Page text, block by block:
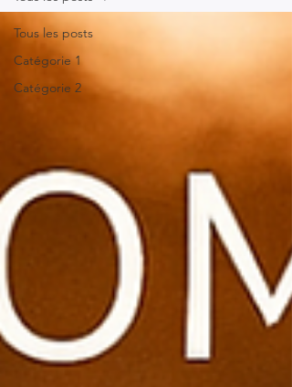
Tous les posts
Catégorie 1
Catégorie 2